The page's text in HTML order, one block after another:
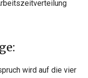
wird auf die vier